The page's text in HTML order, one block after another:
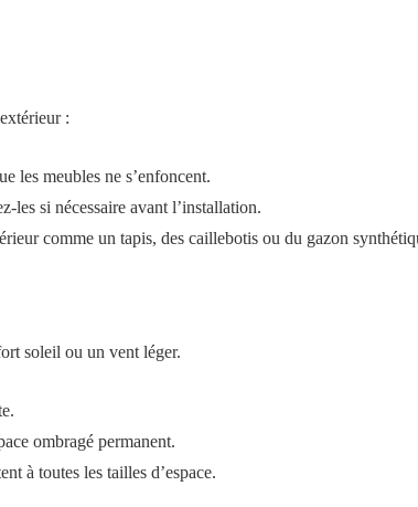
:
les meubles ne s’enfoncent.
les si nécessaire avant l’installation.
comme un tapis, des caillebotis ou du gazon
soleil ou un vent léger.
ombragé permanent.
à toutes les tailles d’espace.